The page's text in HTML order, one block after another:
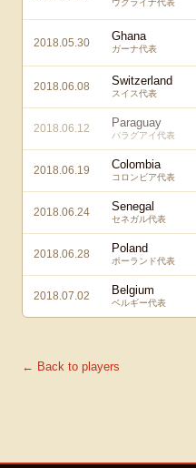
ウクライナ代表
2018.05.30 Ghana
ガーナ代表
2018.06.08 Switzerland
スイス代表
2018.06.12 Paraguay
パラグアイ代表
2018.06.19 Colombia
コロンビア代表
2018.06.24 Senegal
セネガル代表
2018.06.28 Poland
ポーランド代表
2018.07.02 Belgium
ベルギー代表
← Back to players